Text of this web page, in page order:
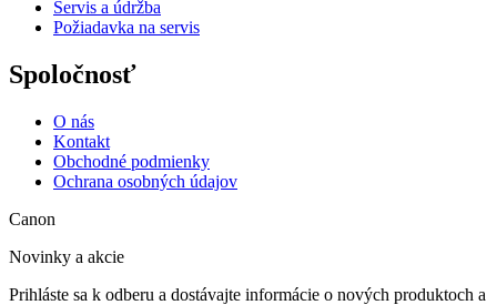
Servis a údržba
Požiadavka na servis
Spoločnosť
O nás
Kontakt
Obchodné podmienky
Ochrana osobných údajov
Canon
Novinky a akcie
Prihláste sa k odberu a dostávajte informácie o nových produktoch a